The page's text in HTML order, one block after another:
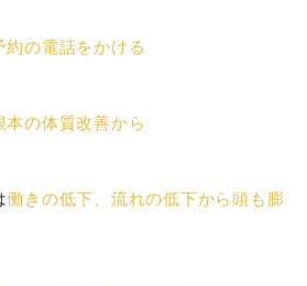
の電話をかける
本の体質改善から
働きの低下、流れの低下から頭も膨